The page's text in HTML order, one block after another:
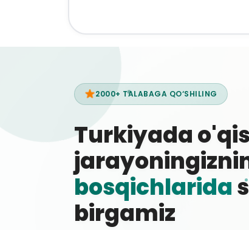
2000+ TALABAGA QO‘SHILING
Turkiyada
bosqichlarida
birgamiz